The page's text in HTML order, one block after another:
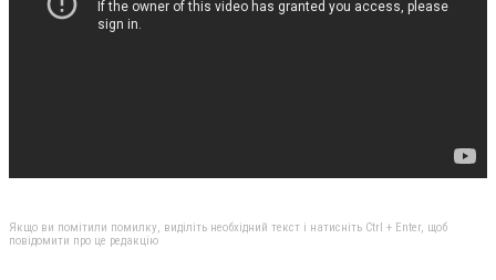
Якщо ви помітили помилку, виділіть необхідний текст і натисніть Ctrl + Enter, щоб
повідомити про це редакцію